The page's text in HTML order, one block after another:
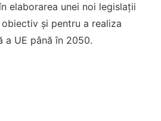
elaborarea unei noi legislații
și pentru a realiza
a UE până în 2050.